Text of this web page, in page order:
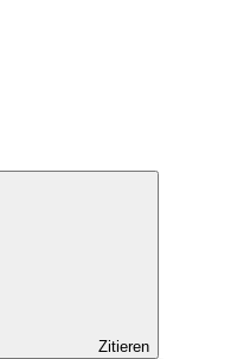
Zitieren